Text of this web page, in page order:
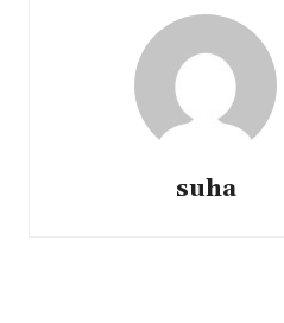
suha